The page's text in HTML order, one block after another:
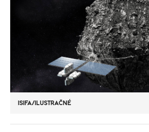
ISIFA/ILUSTRAČNÉ